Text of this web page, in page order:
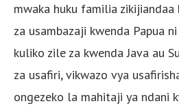
mwaka huku familia zikijiandaa
za usambazaji kwenda Papua
kuliko zile za kwenda Java au
za usafiri, vikwazo vya
ongezeko la mahitaji ya ndani